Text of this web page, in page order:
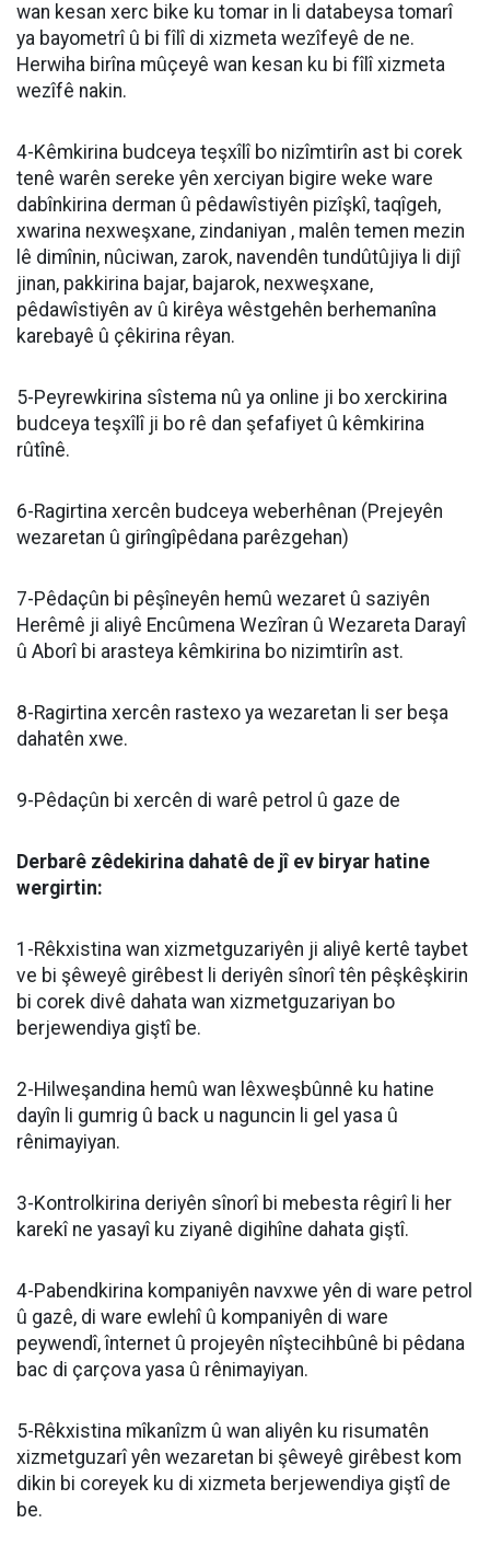
wan kesan xerc bike ku tomar in li databeysa tomarî
ya bayometrî û bi fîlî di xizmeta wezîfeyê de ne.
Herwiha birîna mûçeyê wan kesan ku bi fîlî xizmeta
wezîfê nakin.
4-Kêmkirina budceya teşxîlî bo nizîmtirîn ast bi corek
tenê warên sereke yên xerciyan bigire weke ware
dabînkirina derman û pêdawîstiyên pizîşkî, taqîgeh,
xwarina nexweşxane, zindaniyan , malên temen mezin
lê dimînin, nûciwan, zarok, navendên tundûtûjiya li dijî
jinan, pakkirina bajar, bajarok, nexweşxane,
pêdawîstiyên av û kirêya wêstgehên berhemanîna
karebayê û çêkirina rêyan.
5-Peyrewkirina sîstema nû ya online ji bo xerckirina
budceya teşxîlî ji bo rê dan şefafiyet û kêmkirina
rûtînê.
6-Ragirtina xercên budceya weberhênan (Prejeyên
wezaretan û girîngîpêdana parêzgehan)
7-Pêdaçûn bi pêşîneyên hemû wezaret û saziyên
Herêmê ji aliyê Encûmena Wezîran û Wezareta Darayî
û Aborî bi arasteya kêmkirina bo nizimtirîn ast.
8-Ragirtina xercên rastexo ya wezaretan li ser beşa
dahatên xwe.
9-Pêdaçûn bi xercên di warê petrol û gaze de
Derbarê zêdekirina dahatê de jî ev biryar hatine
wergirtin:
1-Rêkxistina wan xizmetguzariyên ji aliyê kertê taybet
ve bi şêweyê girêbest li deriyên sînorî tên pêşkêşkirin
bi corek divê dahata wan xizmetguzariyan bo
berjewendiya giştî be.
2-Hilweşandina hemû wan lêxweşbûnnê ku hatine
dayîn li gumrig û back u naguncin li gel yasa û
rênimayiyan.
3-Kontrolkirina deriyên sînorî bi mebesta rêgirî li her
karekî ne yasayî ku ziyanê digihîne dahata giştî.
4-Pabendkirina kompaniyên navxwe yên di ware petrol
û gazê, di ware ewlehî û kompaniyên di ware
peywendî, înternet û projeyên nîştecihbûnê bi pêdana
bac di çarçova yasa û rênimayiyan.
5-Rêkxistina mîkanîzm û wan aliyên ku risumatên
xizmetguzarî yên wezaretan bi şêweyê girêbest kom
dikin bi coreyek ku di xizmeta berjewendiya giştî de
be.